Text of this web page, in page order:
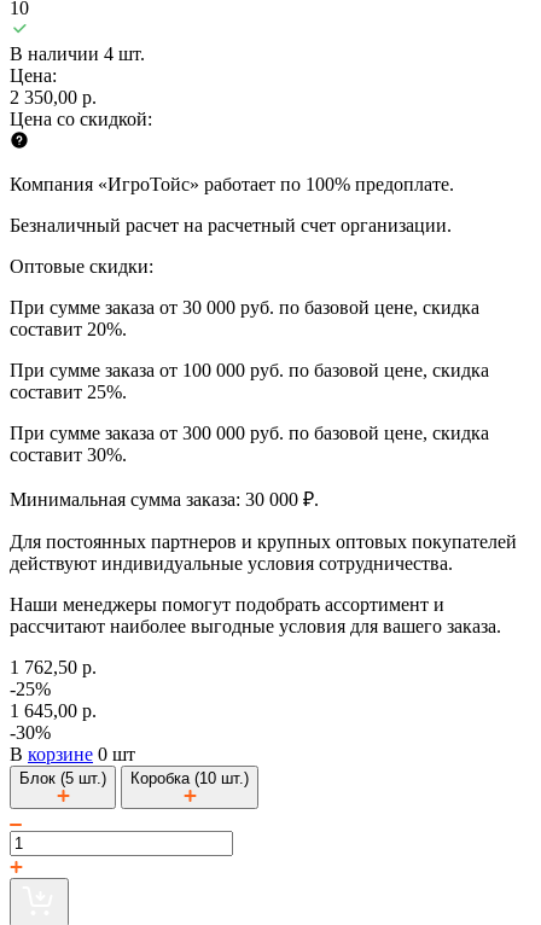
10
В наличии 4 шт.
Цена:
2 350,00 р.
Цена со скидкой:
Компания «ИгроТойс» работает по 100% предоплате.
Безналичный расчет на расчетный счет организации.
Оптовые скидки:
При сумме заказа от 30 000 руб. по базовой цене, скидка
составит 20%.
При сумме заказа от 100 000 руб. по базовой цене, скидка
составит 25%.
При сумме заказа от 300 000 руб. по базовой цене, скидка
составит 30%.
Минимальная сумма заказа: 30 000 ₽.
Для постоянных партнеров и крупных оптовых покупателей
действуют индивидуальные условия сотрудничества.
Наши менеджеры помогут подобрать ассортимент и
рассчитают наиболее выгодные условия для вашего заказа.
1 762,50 р.
-25%
1 645,00 р.
-30%
В корзине 0 шт
Блок (5 шт.) Коробка (10 шт.)